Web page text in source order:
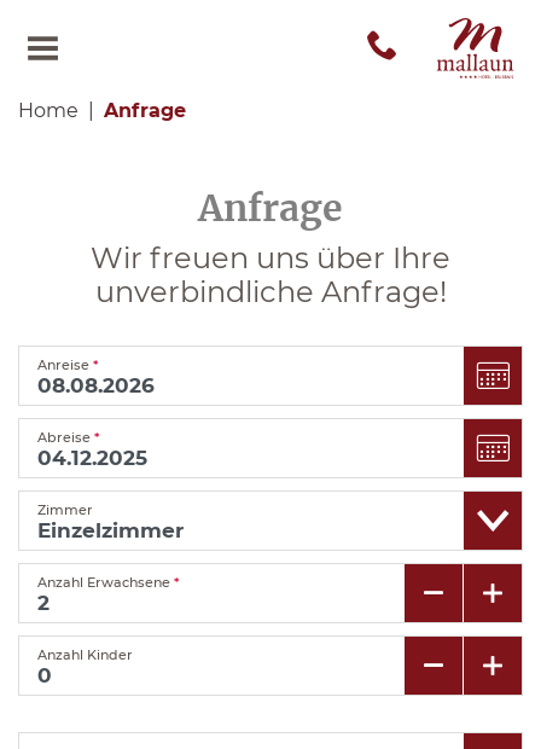
Home Anfrage
Anfrage
Wir freuen uns über Ihre
unverbindliche Anfrage!
Anreise *
Abreise *
Zimmer
Anzahl Erwachsene *
Anzahl Kinder